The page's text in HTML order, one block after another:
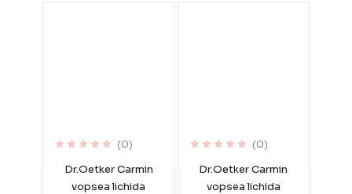
(0)
Dr.Oetker Carmin
vopsea lichida
(0)
Dr.Oetker Carmin
vopsea lichida